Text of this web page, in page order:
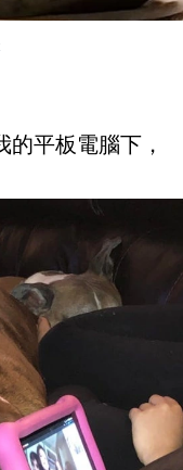
平板電腦下，